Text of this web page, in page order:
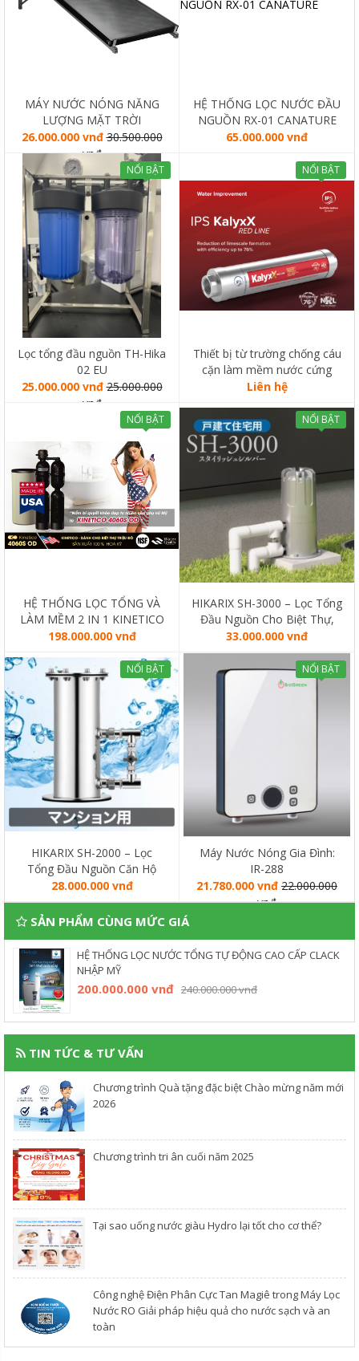
MÁY NƯỚC NÓNG NĂNG
LƯỢNG MẶT TRỜI
SOLAHART SUNHEAT 150L
26.000.000 vnđ 30.500.000
vnđ
HỆ THỐNG LỌC NƯỚC ĐẦU
NGUỒN RX-01 CANATURE
65.000.000 vnđ
NỔI BẬT
Lọc tổng đầu nguồn TH-Hika
02 EU
25.000.000 vnđ 25.000.000
vnđ
NỔI BẬT
Thiết bị từ trường chống cáu
cặn làm mềm nước cứng
KalyxX
Liên hệ
NỔI BẬT
HỆ THỐNG LỌC TỔNG VÀ
LÀM MỀM 2 IN 1 KINETICO
4060S OD (MADE IN USA)
198.000.000 vnđ
NỔI BẬT
HIKARIX SH-3000 – Lọc Tổng
Đầu Nguồn Cho Biệt Thự,
Liền Kề
33.000.000 vnđ
NỔI BẬT
HIKARIX SH-2000 – Lọc
Tổng Đầu Nguồn Căn Hộ
Chung Cư
28.000.000 vnđ
NỔI BẬT
Máy Nước Nóng Gia Đình:
IR-288
21.780.000 vnđ 22.000.000
vnđ
SẢN PHẨM CÙNG MỨC GIÁ
HỆ THỐNG LỌC NƯỚC TỔNG TỰ ĐỘNG CAO CẤP CLACK
NHẬP MỸ
200.000.000 vnđ 240.000.000 vnđ
TIN TỨC & TƯ VẤN
Chương trình Quà tặng đặc biệt Chào mừng năm mới
2026
Chương trình tri ân cuối năm 2025
​Tại sao uống nước giàu Hydro lại tốt cho cơ thể?
Công nghệ Điện Phân Cực Tan Magiê trong Máy Lọc
Nước RO Giải pháp hiệu quả cho nước sạch và an
toàn